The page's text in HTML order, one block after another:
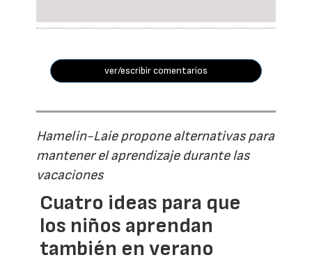
ver/escribir comentarios
Hamelin-Laie propone alternativas para
mantener el aprendizaje durante las
vacaciones
Cuatro ideas para que
los niños aprendan
también en verano